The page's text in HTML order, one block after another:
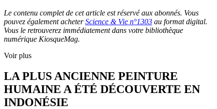
Le contenu complet de cet article est réservé aux abonnés. Vous
pouvez également acheterScience & Vie n°1303 au format digital.
Vous le retrouverez immédiatement dans votre bibliothèque
numérique KiosqueMag.
Voir plus
LA PLUS ANCIENNE PEINTURE
HUMAINE A ÉTÉ DÉCOUVERTE EN
INDONÉSIE